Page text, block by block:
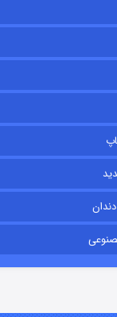
باب اسفنجی فصل ۱۷